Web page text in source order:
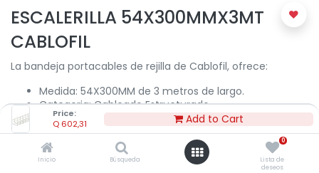
Price:
Q 602,31 Add to Cart
Inicio Búsqueda
0
Lista de
deseos
ESCALERILLA 54X300MMX3MT
CABLOFIL
La bandeja portacables de rejilla de Cablofil, ofrece:
Medida: 54X300MM de 3 metros de largo.
Categoria: Cableado Estructurado.
Construido con alambre de acero soldado de alta
calidad y precisión.
Se adapta fácilmente según las necesidades de
instalación de cables.